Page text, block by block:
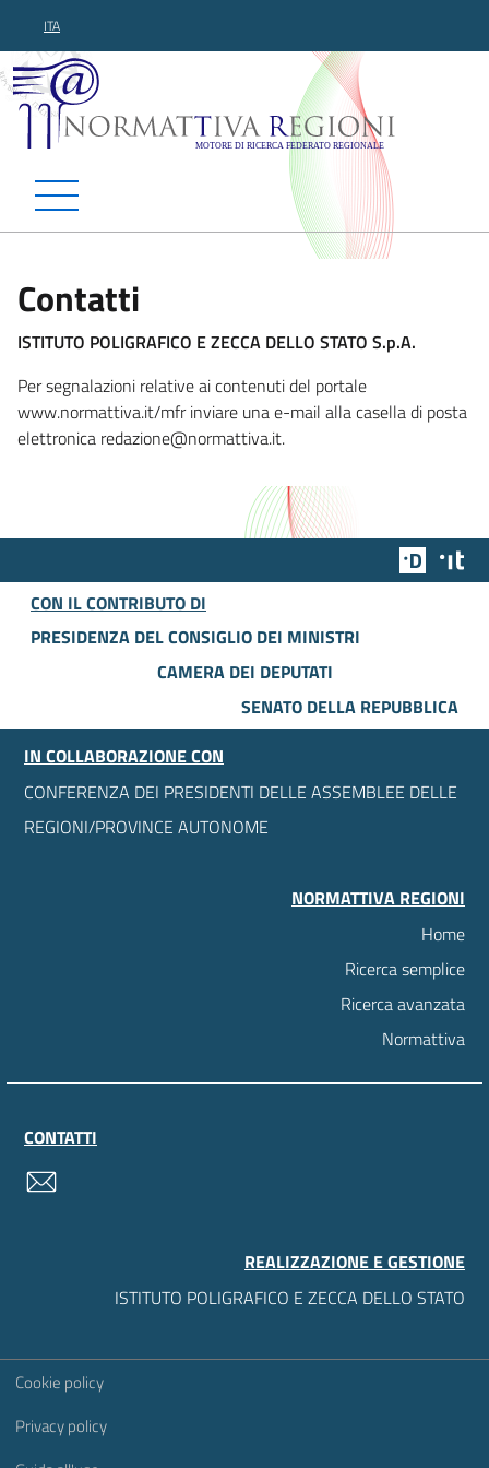
ITA
Normattiva Regioni -
Contatti
ISTITUTO POLIGRAFICO E ZECCA DELLO STATO S.p.A.
Per segnalazioni relative ai contenuti del portale
www.normattiva.it/mfr inviare una e-mail alla casella di posta
elettronica redazione@normattiva.it.
Team
CON IL CONTRIBUTO DI
PRESIDENZA DEL CONSIGLIO DEI MINISTRI
CAMERA DEI DEPUTATI
SENATO DELLA REPUBBLICA
IN COLLABORAZIONE CON
CONFERENZA DEI PRESIDENTI DELLE ASSEMBLEE DELLE
REGIONI/PROVINCE AUTONOME
NORMATTIVA REGIONI
Home
Ricerca semplice
Ricerca avanzata
Normattiva
CONTATTI
REALIZZAZIONE E GESTIONE
ISTITUTO POLIGRAFICO E ZECCA DELLO STATO
Sezione Link Utili
Cookie policy
Privacy policy